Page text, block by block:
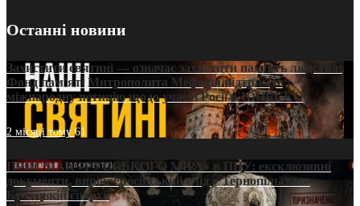
Останні новини
Захистити святині — означає захистити пам’ять людства:
Фонд пам’яті Митрополита Мефодія підтримує
міжнародну петицію щодо участі Росії в ЮНЕСКО
2 місяці тому61
ПРИСМАК «РУССЬКОГО МІРА» в ПЦУ: ексклюзивні
документи, вирок і російський слід у Тернопільсько-
Бучацькій єпархії